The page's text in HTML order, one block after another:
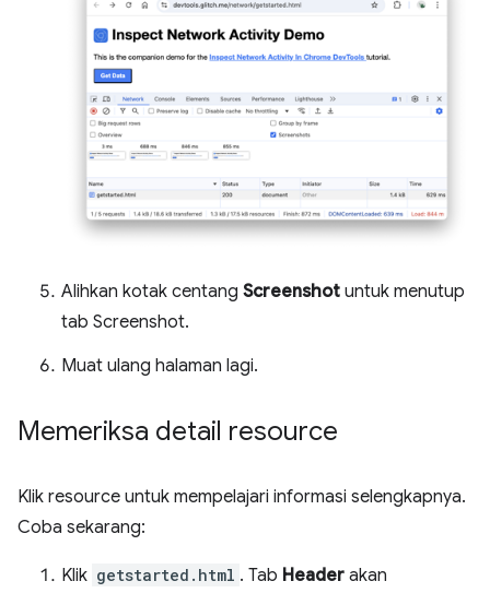
Alihkan kotak centang Screenshot untuk menutup
tab Screenshot.
Muat ulang halaman lagi.
Memeriksa detail resource
Klik resource untuk mempelajari informasi selengkapnya.
Coba sekarang:
Klik getstarted.html . Tab Header akan